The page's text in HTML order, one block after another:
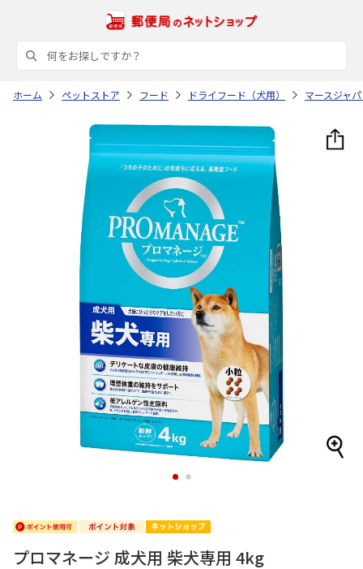
ホーム ペットストア フード ドライフード（犬用） マースジャ
1 2
プロマネージ 成犬用 柴犬専用 4kg